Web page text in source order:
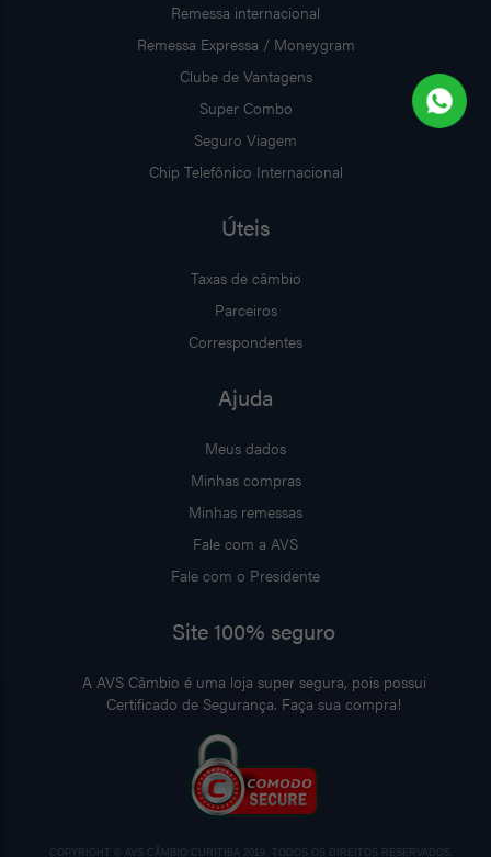
Remessa internacional
Remessa Expressa / Moneygram
Clube de Vantagens
Super Combo
Seguro Viagem
Chip Telefônico Internacional
Úteis
Taxas de câmbio
Parceiros
Correspondentes
Ajuda
Meus dados
Minhas compras
Minhas remessas
Fale com a AVS
Fale com o Presidente
Site 100% seguro
A AVS Câmbio é uma loja super segura, pois possui
Certificado de Segurança. Faça sua compra!
COPYRIGHT © AVS CÂMBIO CURITIBA 2019. TODOS OS DIREITOS RESERVADOS.